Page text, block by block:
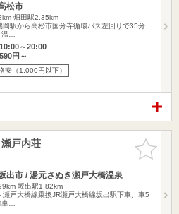
松市
畑田駅2.35km
岡駅から高松市国分寺循環バス左回りで35分、
…
～20:00
円～
安（1,000円以下）
お気に入
りに追加
戸内荘
出市 / 湯元さぬき瀬戸大橋温泉
坂出駅1.82km
瀬戸大橋線乗換JR瀬戸大橋線坂出駅下車、車5
…